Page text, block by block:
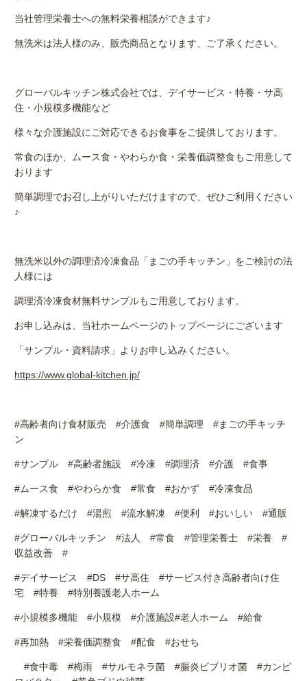
当社管理栄養士への無料栄養相談ができます♪
無洗米は法人様のみ、販売商品となります、ご了承ください。
グローバルキッチン株式会社では、デイサービス・特養・サ高
住・小規模多機能など
様々な介護施設にご対応できるお食事をご提供しております。
常食のほか、ムース食・やわらか食・栄養価調整食もご用意して
おります
簡単調理でお召し上がりいただけますので、ぜひご利用ください
♪
無洗米以外の調理済冷凍食品「まごの手キッチン」をご検討の法
人様には
調理済冷凍食材無料サンプルもご用意しております。
お申し込みは、当社ホームページのトップページにございます
「サンプル・資料請求」よりお申し込みください。
https://www.global-kitchen.jp/
#高齢者向け食材販売 #介護食 #簡単調理 #まごの手キッチ
ン
#サンプル #高齢者施設 #冷凍 #調理済 #介護 #食事
#ムース食 #やわらか食 #常食 #おかず #冷凍食品
#解凍するだけ #湯煎 #流水解凍 #便利 #おいしい #通販
#グローバルキッチン #法人 #常食 #管理栄養士 #栄養 #
収益改善 #
#デイサービス #DS #サ高住 #サービス付き高齢者向け住
宅 #特養 #特別養護老人ホーム
#小規模多機能 #小規模 #介護施設#老人ホーム #給食
#再加熱 #栄養価調整食 #配食 #おせち
#食中毒 #梅雨 #サルモネラ菌 #腸炎ビブリオ菌 #カンピ